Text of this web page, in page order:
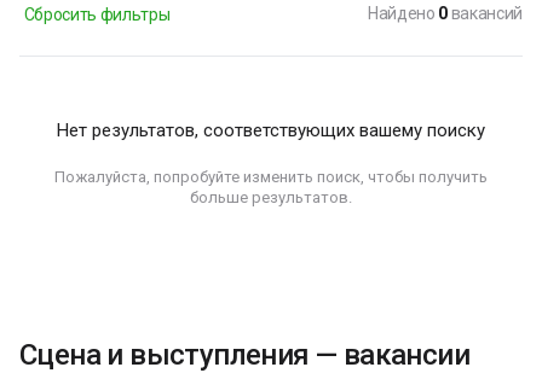
Сбросить фильтры Найдено 0вакансий
Нет результатов, соответствующих вашему поиску
Пожалуйста, попробуйте изменить поиск, чтобы получить
больше результатов.
Сцена и выступления — вакансии